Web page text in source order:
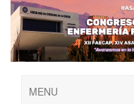
MENU